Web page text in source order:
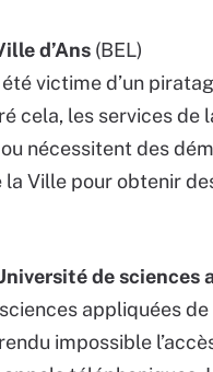
d’Ans (BEL)
été victime d’un
cela, les services de
nécessitent des
Ville pour obtenir
de sciences
sciences appliquées
impossible